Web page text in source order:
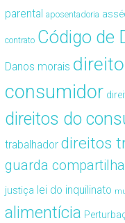
parental aposentadoria
contrato Código de
Danos morais
consumidor
direitos do
trabalhador direitos
guarda
justiça lei do inquilinato
alimentícia